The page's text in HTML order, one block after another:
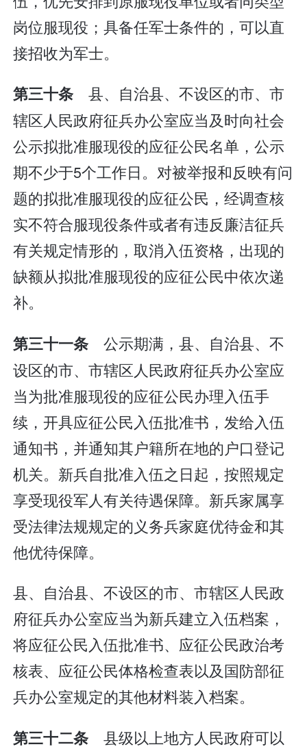
岗位服现役；具备任军士条件的，可以直
接招收为军士。
第三十条 县、自治县、不设区的市、市
辖区人民政府征兵办公室应当及时向社会
公示拟批准服现役的应征公民名单，公示
期不少于5个工作日。对被举报和反映有问
题的拟批准服现役的应征公民，经调查核
实不符合服现役条件或者有违反廉洁征兵
有关规定情形的，取消入伍资格，出现的
缺额从拟批准服现役的应征公民中依次递
补。
第三十一条 公示期满，县、自治县、不
设区的市、市辖区人民政府征兵办公室应
当为批准服现役的应征公民办理入伍手
续，开具应征公民入伍批准书，发给入伍
通知书，并通知其户籍所在地的户口登记
机关。新兵自批准入伍之日起，按照规定
享受现役军人有关待遇保障。新兵家属享
受法律法规规定的义务兵家庭优待金和其
他优待保障。
县、自治县、不设区的市、市辖区人民政
府征兵办公室应当为新兵建立入伍档案，
将应征公民入伍批准书、应征公民政治考
核表、应征公民体格检查表以及国防部征
兵办公室规定的其他材料装入档案。
第三十二条 县级以上地方人民政府可以